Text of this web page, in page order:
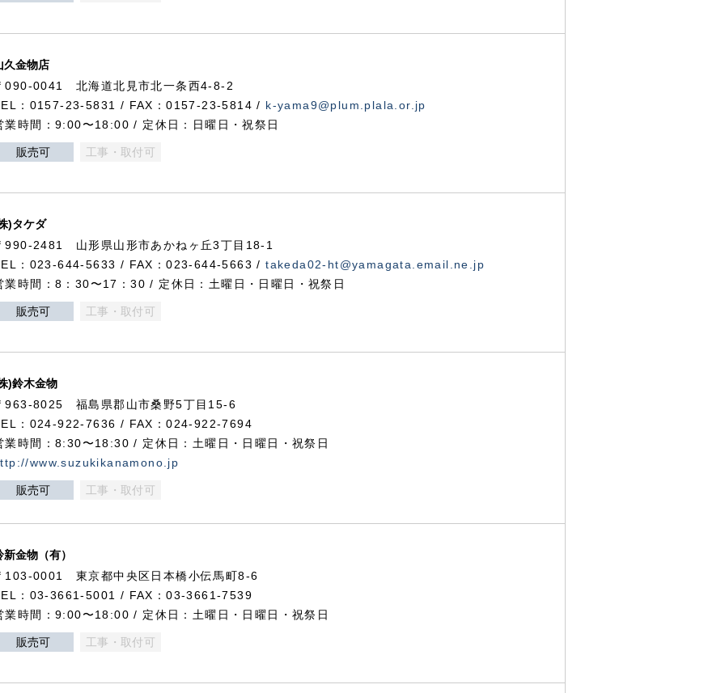
久金物店
090-0041 北海道北見市北一条西4-8-2
：0157-23-5831 / FAX：0157-23-5814 / k-yama9@plum.plala.or.jp
業時間：9:00〜18:00 / 定休日：日曜日・祝祭日
販売可 工事・取付可
)タケダ
990-2481 山形県山形市あかねヶ丘3丁目18-1
：023-644-5633 / FAX：023-644-5663 /takeda02-ht@yamagata.email.ne.jp
業時間：8：30〜17：30 / 定休日：土曜日・日曜日・祝祭日
販売可 工事・取付可
)鈴木金物
963-8025 福島県郡山市桑野5丁目15-6
：024-922-7636 / FAX：024-922-7694
業時間：8:30〜18:30 / 定休日：土曜日・日曜日・祝祭日
www.suzukikanamono.jp
販売可 工事・取付可
新金物（有）
103-0001 東京都中央区日本橋小伝馬町8-6
：03-3661-5001 / FAX：03-3661-7539
業時間：9:00〜18:00 / 定休日：土曜日・日曜日・祝祭日
販売可 工事・取付可